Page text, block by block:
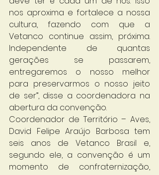
nos aproxima e fortalece a nossa
cultura, fazendo com que a
Vetanco continue assim, próxima.
Independente de quantas
gerações se passarem,
entregaremos o nosso melhor
para preservarmos o nosso jeito
de ser”, disse a coordenadora na
abertura da convenção.
Coordenador de Território – Aves,
David Felipe Araújo Barbosa tem
seis anos de Vetanco Brasil e,
segundo ele, a convenção é um
momento de confraternização,